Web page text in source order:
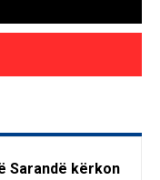
Sarandë kërkon